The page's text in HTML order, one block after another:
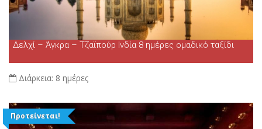
Δελχί – Άγκρα – Τζαϊπούρ Ινδία 8 ημέρες ομαδικό ταξίδι
Διάρκεια: 8 ημέρες
Προτείνεται!